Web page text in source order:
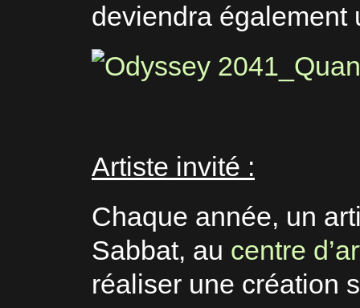
deviendra également
Artiste invité :
Chaque année, un
Sabbat, au centre
réaliser une création